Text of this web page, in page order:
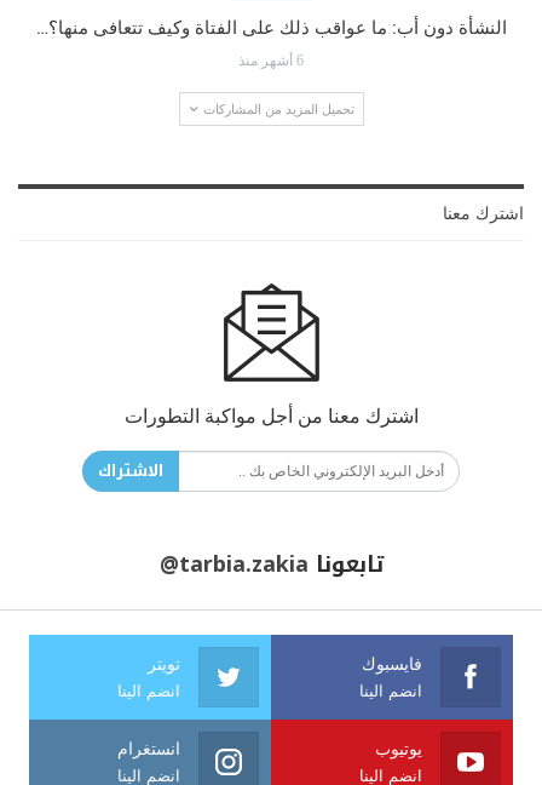
النشأة دون أب: ما عواقب ذلك على الفتاة وكيف تتعافى منها؟…
6 أشهر منذ
تحميل المزيد من المشاركات
اشترك معنا
اشترك معنا من أجل مواكبة التطورات
الاشتراك
تابعونا @tarbia.zakia
فايسبوك
انضم الينا
تويتر
انضم الينا
يوتيوب
انضم الينا
انستغرام
انضم الينا